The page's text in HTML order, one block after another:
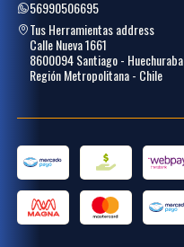
56990506695
Tus Herramientas address
Calle Nueva 1661
8600094 Santiago - Huechuraba
Región Metropolitana - Chile